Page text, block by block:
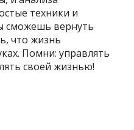
техники и
сможешь вернуть
что жизнь
Помни: управлять
своей жизнью!